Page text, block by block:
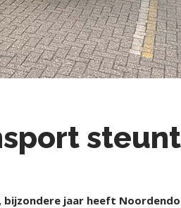
steunt
bijzondere jaar heeft